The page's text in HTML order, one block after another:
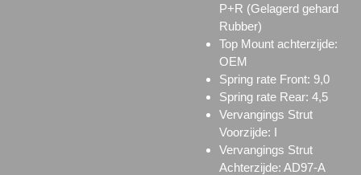
P+R (Gelagerd gehard
Rubber)
Top Mount achterzijde:
OEM
Spring rate Front: 9,0
Spring rate Rear: 4,5
Vervangings Strut
Voorzijde: I
Vervangings Strut
Achterzijde: AD97-A